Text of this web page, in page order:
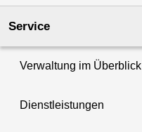
Service
Verwaltung im Überblick
Dienstleistungen